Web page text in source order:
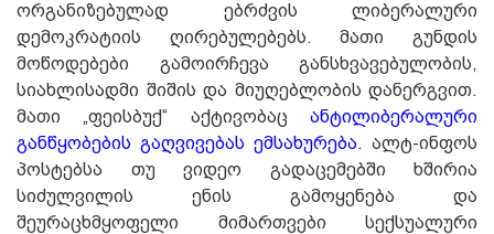
ორგანიზებულად ებრძვის ლიბერალური
დემოკრატიის ღირებულებებს. მათი გუნდის
მოწოდებები გამოირჩევა განსხვავებულობის,
სიახლისადმი შიშის და მიუღებლობის დანერგვით.
მათი „ფეისბუქ“ აქტივობაც ანტილიბერალური
განწყობების გაღვივებას ემსახურება. ალტ-ინფოს
პოსტებსა თუ ვიდეო გადაცემებში ხშირია
სიძულვილის ენის გამოყენება და
შეურაცხმყოფელი მიმართვები სექსუალური